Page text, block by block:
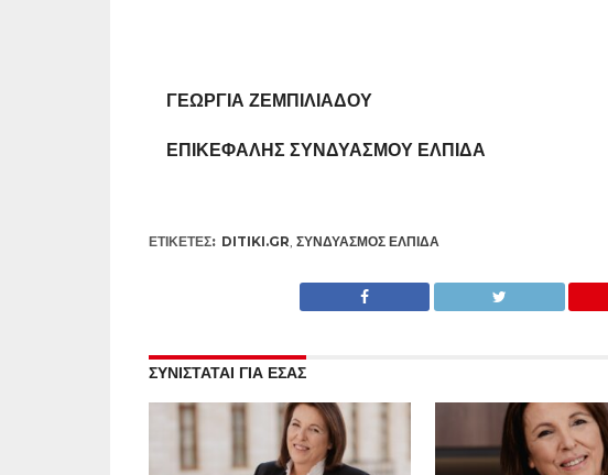
ΓΕΩΡΓΙΑ ΖΕΜΠΙΛΙΑΔΟΥ
ΕΠΙΚΕΦΑΛΗΣ ΣΥΝΔΥΑΣΜΟΥ ΕΛΠΙΔΑ
ΕΤΙΚΕΤΕΣ: DITIKI.GR ΣΥΝΔΥΑΣΜΌΣ ΕΛΠΙΔΑ
ΣΥΝΙΣΤΑΤΑΙ ΓΙΑ ΕΣΑΣ